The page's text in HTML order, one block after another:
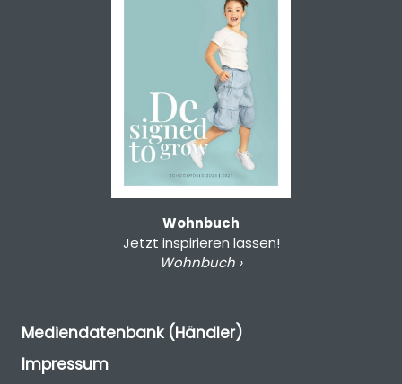
Wohnbuch
Jetzt inspirieren lassen!
Wohnbuch ›
Mediendatenbank (Händler)
Impressum